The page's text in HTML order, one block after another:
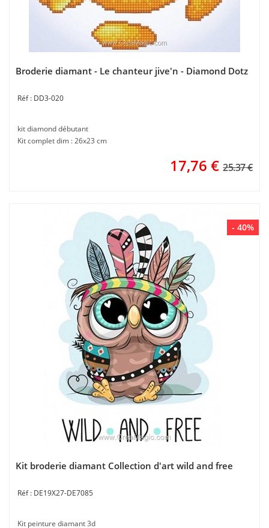
Broderie diamant - Le chanteur jive'n - Diamond Dotz
DD3-020
kit diamond débutant
Kit complet dim : 26x23 cm
17,76 € 25.37 €
- 40%
Kit broderie diamant Collection d'art wild and free
DE19X27-DE7085
Kit peinture diamant 3d